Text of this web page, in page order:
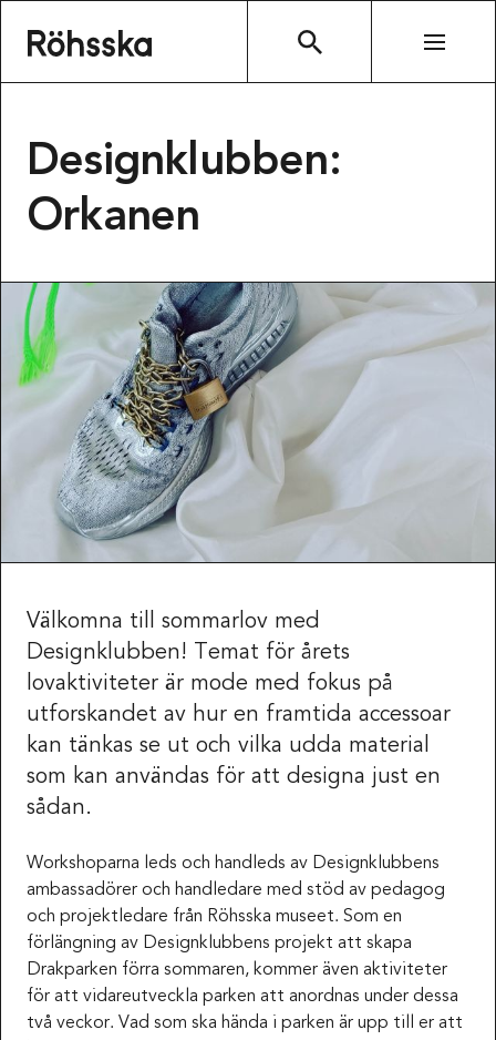
Designklubben:
Orkanen
Välkomna till sommarlov med
Designklubben! Temat för årets
lovaktiviteter är mode med fokus på
utforskandet av hur en framtida accessoar
kan tänkas se ut och vilka udda material
som kan användas för att designa just en
sådan.
Workshoparna leds och handleds av Designklubbens
ambassadörer och handledare med stöd av pedagog
och projektledare från Röhsska museet. Som en
förlängning av Designklubbens projekt att skapa
Drakparken förra sommaren, kommer även aktiviteter
för att vidareutveckla parken att anordnas under dessa
två veckor. Vad som ska hända i parken är upp till er att